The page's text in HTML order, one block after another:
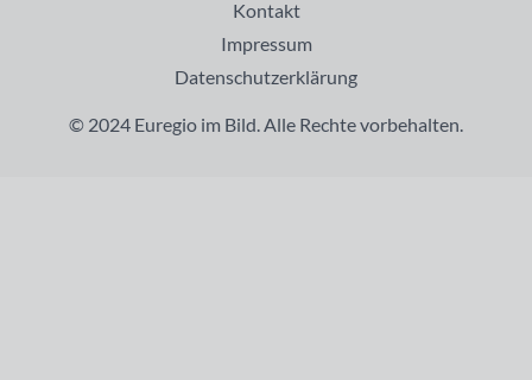
Kontakt
Impressum
Datenschutzerklärung
© 2024 Euregio im Bild. Alle Rechte vorbehalten.